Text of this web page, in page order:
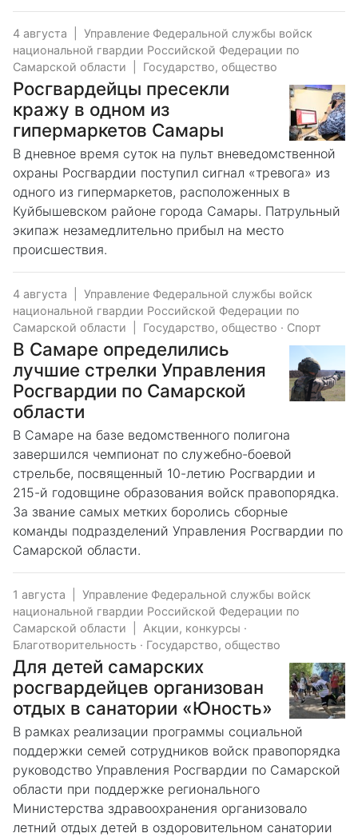
4 августа
Управление Федеральной службы войск
национальной гвардии Российской Федерации по
Самарской области
Государство, общество
Росгвардейцы пресекли
кражу в одном из
гипермаркетов Самары
В дневное время суток на пульт вневедомственной
охраны Росгвардии поступил сигнал «тревога» из
одного из гипермаркетов, расположенных в
Куйбышевском районе города Самары. Патрульный
экипаж незамедлительно прибыл на место
происшествия.
4 августа
Управление Федеральной службы войск
национальной гвардии Российской Федерации по
Самарской области
Государство, общество · Спорт
В Самаре определились
лучшие стрелки Управления
Росгвардии по Самарской
области
В Самаре на базе ведомственного полигона
завершился чемпионат по служебно-боевой
стрельбе, посвященный 10-летию Росгвардии и
215-й годовщине образования войск правопорядка.
За звание самых метких боролись сборные
команды подразделений Управления Росгвардии по
Самарской области.
1 августа
Управление Федеральной службы войск
национальной гвардии Российской Федерации по
Самарской области
Акции, конкурсы ·
Благотворительность · Государство, общество
Для детей самарских
росгвардейцев организован
отдых в санатории «Юность»
В рамках реализации программы социальной
поддержки семей сотрудников войск правопорядка
руководство Управления Росгвардии по Самарской
области при поддержке регионального
Министерства здравоохранения организовало
летний отдых детей в оздоровительном санатории